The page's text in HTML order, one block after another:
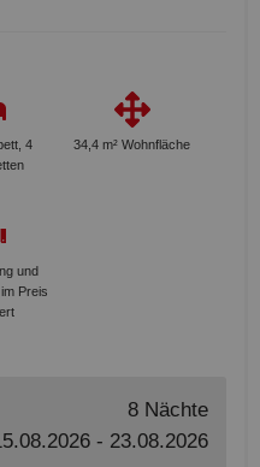
4
34,4 m² Wohnfläche
und
Preis
8 Nächte
- 23.08.2026